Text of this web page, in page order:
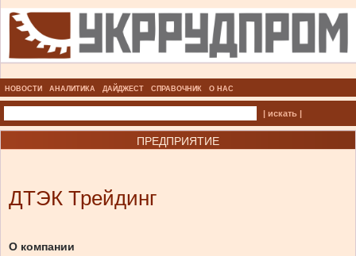
НОВОСТИ АНАЛИТИКА ДАЙДЖЕСТ СПРАВОЧНИК О НАС
| искать |
ПРЕДПРИЯТИЕ
ДТЭК Трейдинг
О компании